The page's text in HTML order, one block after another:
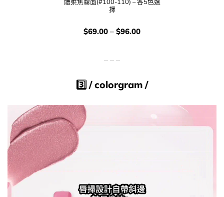
擇
價
$69.00 – $96.00
– – –
3️⃣​ /colorgram /